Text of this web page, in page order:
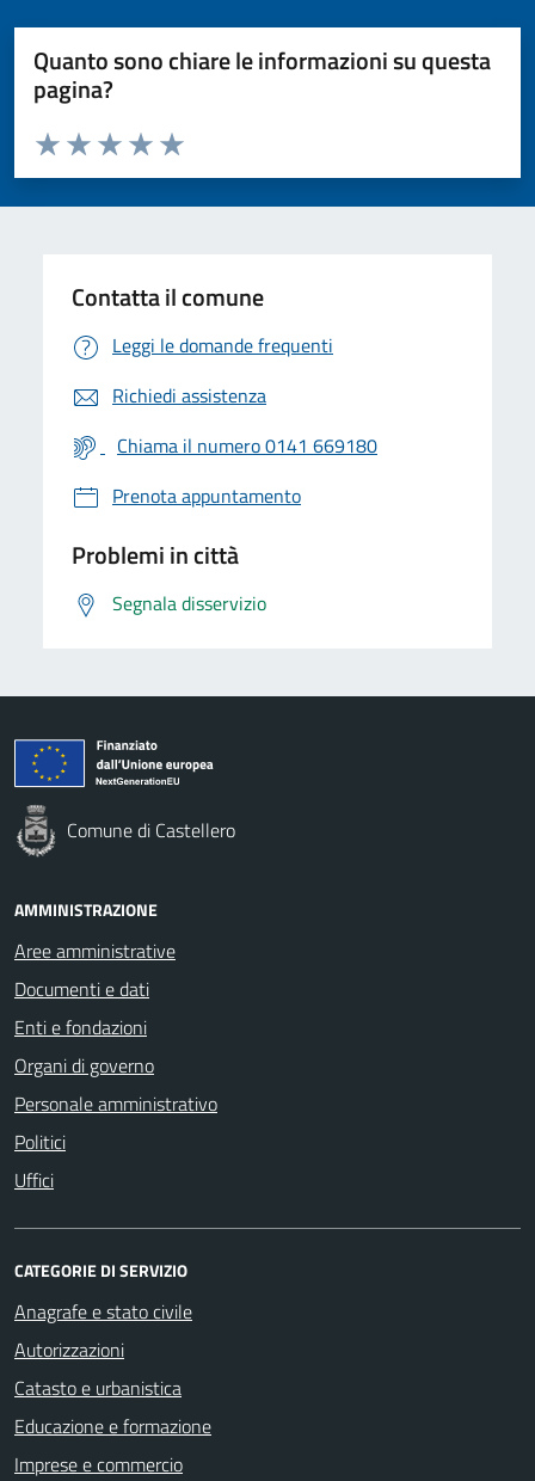
Quanto sono chiare le informazioni su questa
pagina?
Valuta da 1 a 5 stelle la pagina
Valuta 5 stelle su 5
Valuta 4 stelle su 5
Valuta 3 stelle su 5
Valuta 2 stelle su 5
Valuta 1 stelle su 5
Contatta il comune
Leggi le domande frequenti
Richiedi assistenza
Chiama il numero 0141 669180
Prenota appuntamento
Problemi in città
Segnala disservizio
Comune di Castellero
AMMINISTRAZIONE
Aree amministrative
Documenti e dati
Enti e fondazioni
Organi di governo
Personale amministrativo
Politici
Uffici
CATEGORIE DI SERVIZIO
Anagrafe e stato civile
Autorizzazioni
Catasto e urbanistica
Educazione e formazione
Imprese e commercio